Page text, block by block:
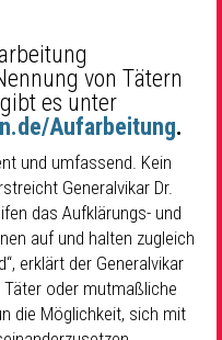
von Tätern
es unter
Aufarbeitung.
und umfassend. Kein
Generalvikar Dr.
das Aufklärungs- und
auf und halten zugleich
erklärt der Generalvikar
Täter oder mutmaßliche
die Möglichkeit, sich mit